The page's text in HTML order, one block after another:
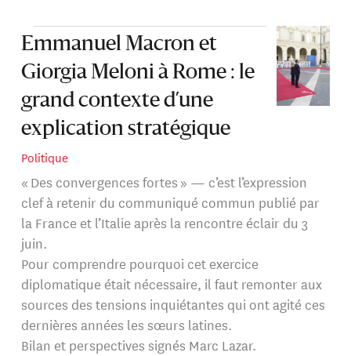
Emmanuel Macron et
Giorgia Meloni à Rome : le
grand contexte d’une
explication stratégique
Politique
« Des convergences fortes » — c’est l’expression
clef à retenir du communiqué commun publié par
la France et l’Italie après la rencontre éclair du 3
juin.
Pour comprendre pourquoi cet exercice
diplomatique était nécessaire, il faut remonter aux
sources des tensions inquiétantes qui ont agité ces
dernières années les sœurs latines.
Bilan et perspectives signés Marc Lazar.